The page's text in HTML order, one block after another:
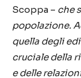
Scoppa – che
popolazione.
quella degli
cruciale della
e delle